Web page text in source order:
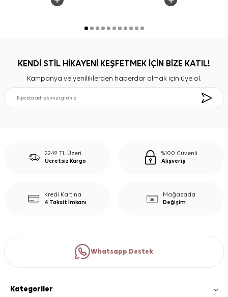
KENDİ STİL HİKAYENİ KEŞFETMEK İÇİN BİZE KATIL!
Kampanya ve yeniliklerden haberdar olmak için üye ol.
2249 TL Üzeri
Ücretsiz Kargo
%100 Güvenli
Alışveriş
Kredi Kartına
4 Taksit İmkanı
Mağazada
Değişim
Whatsapp Destek
Kategoriler